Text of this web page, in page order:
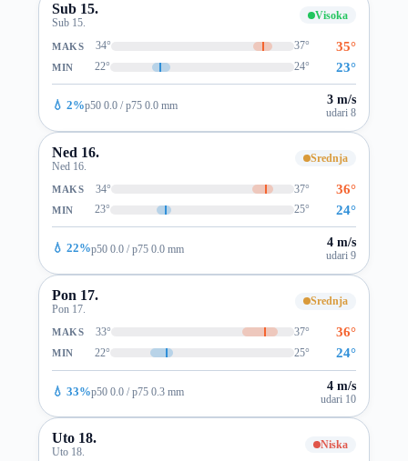
Sub 15.
Sub 15.
Visoka
MAKS 34° 37° 35°
MIN 22° 24° 23°
💧 2%p50 0.0 / p75 0.0 mm 3 m/s
udari 8
Ned 16.
Ned 16.
Srednja
MAKS 34° 37° 36°
MIN 23° 25° 24°
💧 22%p50 0.0 / p75 0.0 mm 4 m/s
udari 9
Pon 17.
Pon 17.
Srednja
MAKS 33° 37° 36°
MIN 22° 25° 24°
💧 33%p50 0.0 / p75 0.3 mm 4 m/s
udari 10
Uto 18.
Uto 18.
Niska